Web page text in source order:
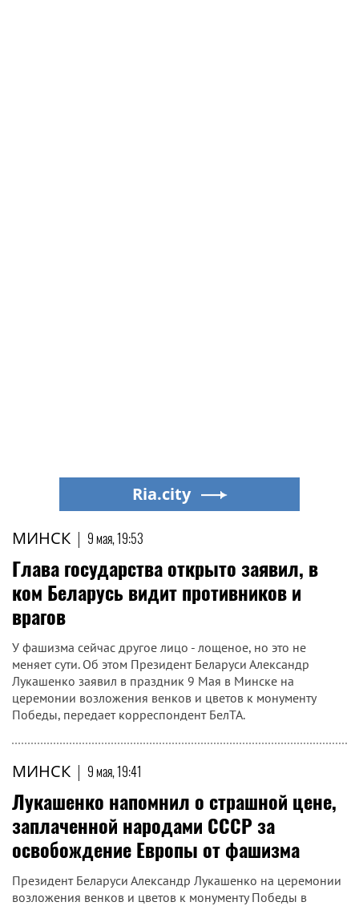
МИНСК | 9 мая, 19:53
Глава государства открыто заявил, в
ком Беларусь видит противников и
врагов
У фашизма сейчас другое лицо - лощеное, но это не
меняет сути. Об этом Президент Беларуси Александр
Лукашенко заявил в праздник 9 Мая в Минске на
церемонии возложения венков и цветов к монументу
Победы, передает корреспондент БелТА.
МИНСК | 9 мая, 19:41
Лукашенко напомнил о страшной цене,
заплаченной народами СССР за
освобождение Европы от фашизма
Президент Беларуси Александр Лукашенко на церемонии
возложения венков и цветов к монументу Победы в
Ria.city